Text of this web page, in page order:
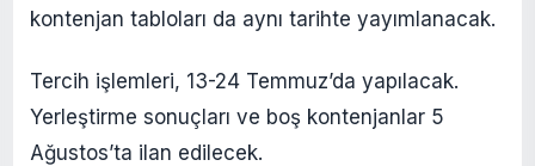
kontenjan tabloları da aynı tarihte yayımlanacak.
Tercih işlemleri, 13-24 Temmuz’da yapılacak.
Yerleştirme sonuçları ve boş kontenjanlar 5
Ağustos’ta ilan edilecek.